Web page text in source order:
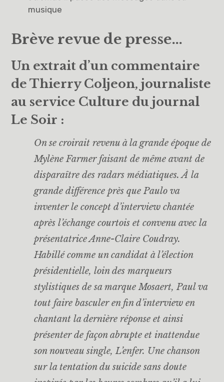
musique
Brève revue de presse…
Un extrait d’un commentaire
de Thierry Coljeon, journaliste
au service Culture du journal
Le Soir :
On se croirait revenu à la grande époque de
Mylène Farmer faisant de même avant de
disparaître des radars médiatiques. À la
grande différence près que Paulo va
inventer le concept d’interview chantée
après l’échange courtois et convenu avec la
présentatrice Anne-Claire Coudray.
Habillé comme un candidat à l’élection
présidentielle, loin des marqueurs
stylistiques de sa marque Mosaert, Paul va
tout faire basculer en fin d’interview en
chantant la dernière réponse et ainsi
présenter de façon abrupte et inattendue
son nouveau single,L’enfer. Une chanson
sur la tentation du suicide sans doute